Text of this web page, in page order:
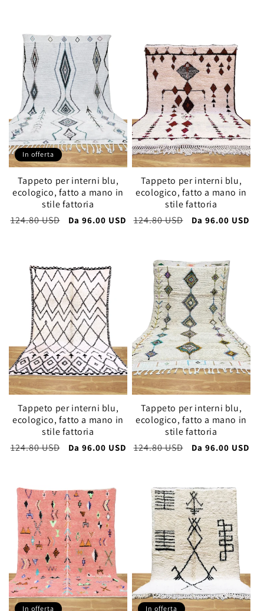
In offerta
Tappeto per interni blu,
ecologico, fatto a mano in
stile fattoria
Prezzo
124.80 USD
Prezzo
Da 96.00 USD
Tappeto per interni blu,
ecologico, fatto a mano in
stile fattoria
Prezzo
124.80 USD
Prezzo
Da 96.00 USD
Tappeto per interni blu,
ecologico, fatto a mano in
stile fattoria
Prezzo
124.80 USD
Prezzo
Da 96.00 USD
Tappeto per interni blu,
ecologico, fatto a mano in
stile fattoria
Prezzo
124.80 USD
Prezzo
Da 96.00 USD
In offerta In offerta